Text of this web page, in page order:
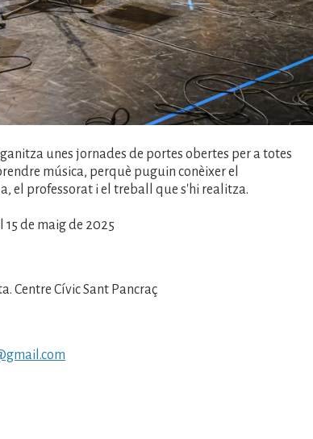
unes jornades de portes obertes per a totes
música, perquè puguin conèixer el
el professorat i el treball que s'hi realitza.
15 de maig de 2025
Centre Cívic Sant Pancraç